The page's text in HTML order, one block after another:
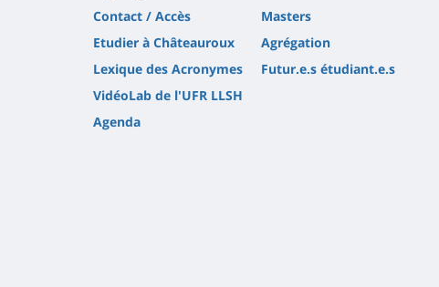
Contact / Accès
Etudier à Châteauroux
Lexique des Acronymes
VidéoLab de l'UFR LLSH
Agenda
Masters
Agrégation
Futur.e.s étudiant.e.s